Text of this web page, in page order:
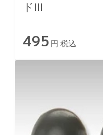
ドIII
495 円 税込